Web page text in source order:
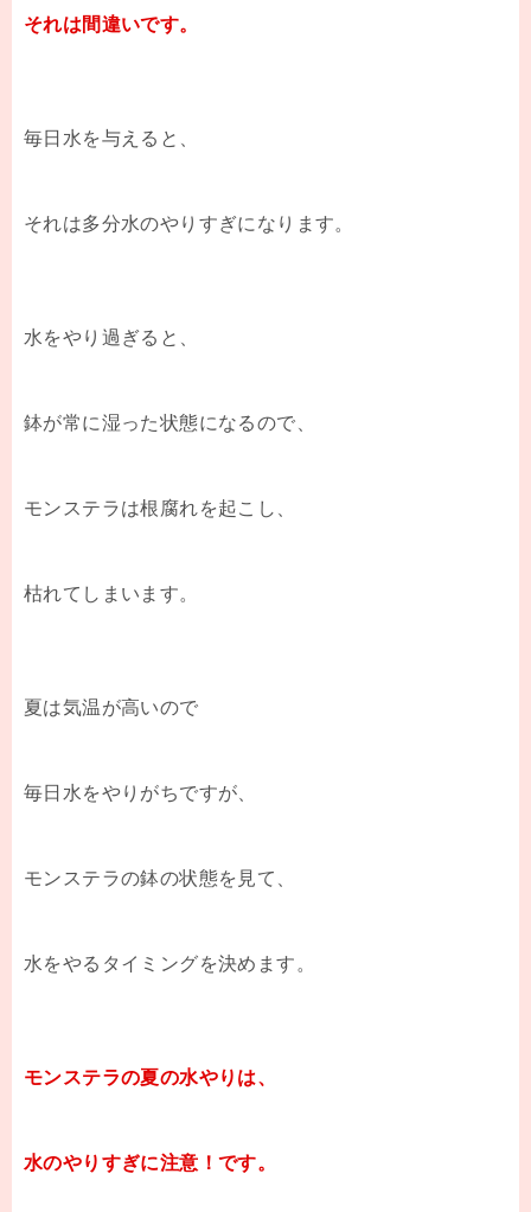
それは間違いです。
毎日水を与えると、
それは多分水のやりすぎになります。
水をやり過ぎると、
鉢が常に湿った状態になるので、
モンステラは根腐れを起こし、
枯れてしまいます。
夏は気温が高いので
毎日水をやりがちですが、
モンステラの鉢の状態を見て、
水をやるタイミングを決めます。
モンステラの夏の水やりは、
水のやりすぎに注意！です。